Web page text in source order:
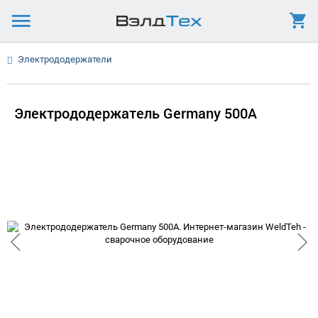
Электрододержатели
Электрододержатель Germany 500А